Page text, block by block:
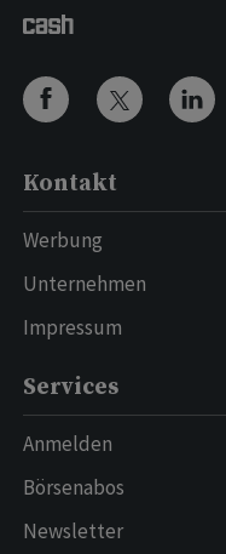
Kontakt
Werbung
Unternehmen
Impressum
Services
Anmelden
Börsenabos
Newsletter